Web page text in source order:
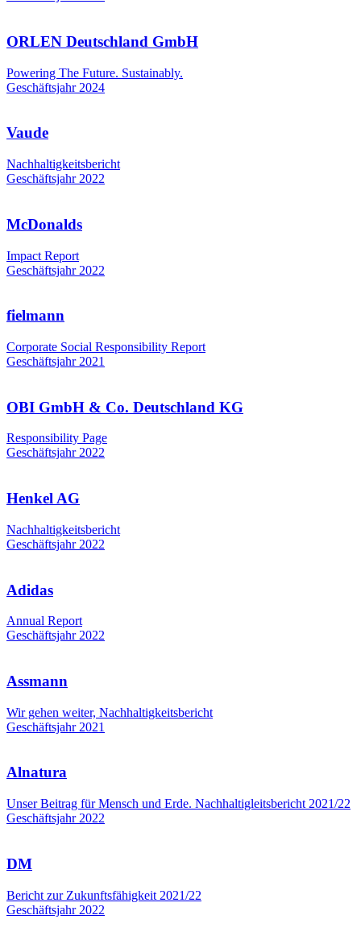
ORLEN Deutschland GmbH
Powering The Future. Sustainably.
Geschäftsjahr 2024
Vaude
Nachhaltigkeitsbericht
Geschäftsjahr 2022
McDonalds
Impact Report
Geschäftsjahr 2022
fielmann
Corporate Social Responsibility Report
Geschäftsjahr 2021
OBI GmbH & Co. Deutschland KG
Responsibility Page
Geschäftsjahr 2022
Henkel AG
Nachhaltigkeitsbericht
Geschäftsjahr 2022
Adidas
Annual Report
Geschäftsjahr 2022
Assmann
Wir gehen weiter, Nachhaltigkeitsbericht
Geschäftsjahr 2021
Alnatura
Unser Beitrag für Mensch und Erde. Nachhaltigleitsbericht 2021/22
Geschäftsjahr 2022
DM
Bericht zur Zukunftsfähigkeit 2021/22
Geschäftsjahr 2022